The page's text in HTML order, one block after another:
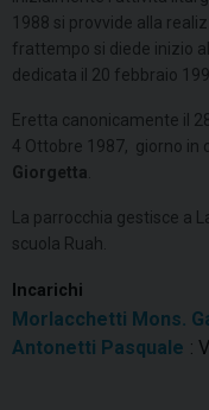
1988 si provvide alla
frattempo si diede inizio
dedicata il 20 febbraio
Eretta canonicamente il
4 Ottobre 1987, giorno in
Giorgetta.
La parrocchia gestisce a
scuola Ruah.
Incarichi
Morlacchetti Mons.
Antonetti Pasquale :